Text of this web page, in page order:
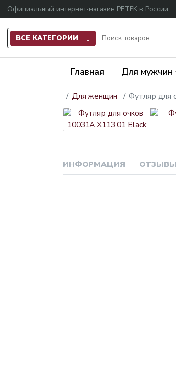
Официальный интернет-магазин PETEK в России
ВСЕ КАТЕГОРИИ
Главная Для мужчин
Для женщин Футляр для
ИНФОРМАЦИЯ ОТЗЫВЫ